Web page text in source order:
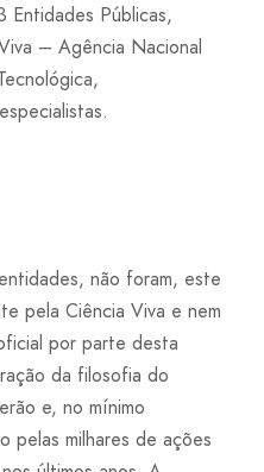
Entidades Públicas,
– Agência Nacional
não foram, este
pela Ciência Viva e nem
por parte desta
da filosofia do
e, no mínimo
pelas milhares de ações